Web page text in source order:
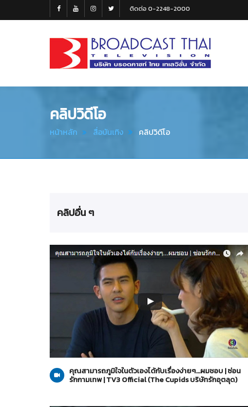
ติดต่อ 0-2248-2000
Thai
คลิปวิดีโอ
หน้าหลัก สื่อบันเทิง คลิปวิดีโอ
คลิปอื่น ๆ
26-05-2560
The Cupids บริษัทรักอุตลุด
คุณสามารถภูมิใจในตัวเองได้กับเรื่องง่ายๆ...ผมชอบ | ซ่อน
รักกามเทพ | TV3 Official (The Cupids บริษัทรักอุตลุด)